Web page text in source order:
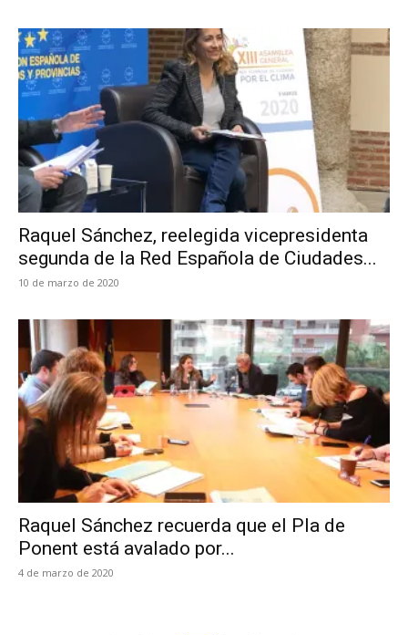
Raquel Sánchez, reelegida vicepresidenta
segunda de la Red Española de Ciudades...
10 de marzo de 2020
Raquel Sánchez recuerda que el Pla de
Ponent está avalado por...
4 de marzo de 2020